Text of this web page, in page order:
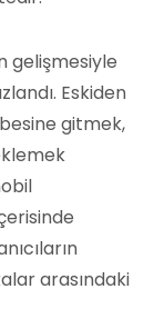
gelişmesiyle
Eskiden
gitmek,
arasındaki